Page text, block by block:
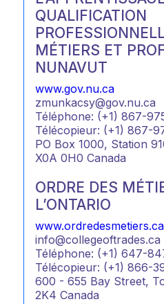
QUALIFICATION
MÉTIERS ET
NUNAVUT
www.gov.nu.ca
zmunkacsy@gov.nu.ca
Téléphone: (+1) 867-
Télécopieur: (+1) 867-
PO Box 1000, Station
X0A 0H0 Canada
ORDRE DES
L’ONTARIO
info@collegeoftrades.ca
Téléphone: (+1) 647-
Télécopieur: (+1) 866-
600 - 655 Bay Street,
2K4 Canada